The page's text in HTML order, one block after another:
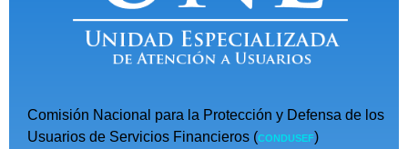
Comisión Nacional para la Protección y Defensa de los
Usuarios de Servicios Financieros (CONDUSEF)